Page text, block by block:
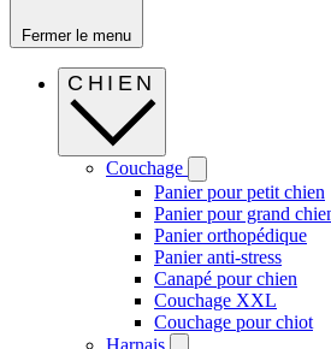
Fermer le menu
CHIEN
Couchage
Panier pour petit chien
Panier pour grand
Panier orthopédique
Panier anti-stress
Canapé pour chien
Couchage XXL
Couchage pour chiot